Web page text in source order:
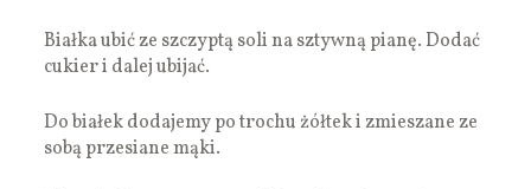
Białka ubić ze szczyptą soli na sztywną pianę. Dodać
cukier i dalej ubijać.
Do białek dodajemy po trochu żółtek i zmieszane ze
sobą przesiane mąki.